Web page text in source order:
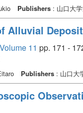
Publishers: 山口大
Alluvial
11 pp. 171 -
Publishers: 山口大